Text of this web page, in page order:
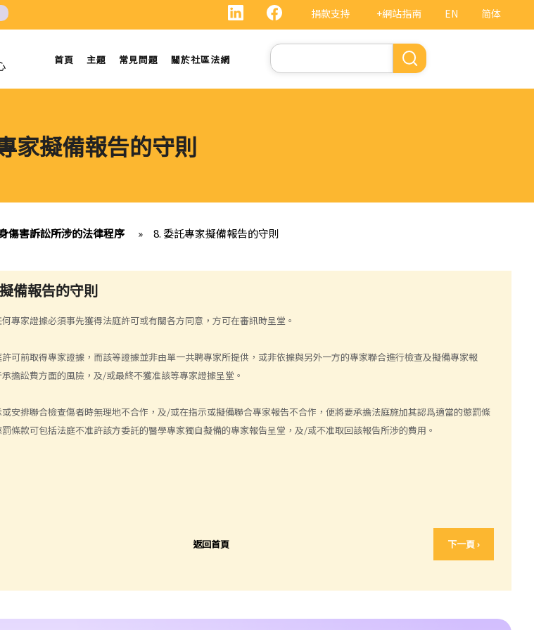
EN 简体
捐款支持 +網站指南
首頁 主題 常見問題 關於社區法網
Search
家擬備報告的守則
傷害訴訟所涉的法律程序 » 8. 委託專家擬備報告的守則
備報告的守則
專家證據必須事先獲得法庭許可或有關各方同意，方可在審訊時呈堂。
可前取得專家證據，而該等證據並非由單一共聘專家所提供，或非依據與另外一方的專家聯合進行檢查及擬備專家報
擔訟費方面的風險，及/或最終不獲准該等專家證據呈堂。
安排聯合檢查傷者時無理地不合作，及/或在指示或擬備聯合專家報告不合作，便將要承擔法庭施加其認爲適當的懲罰條
條款可包括法庭不准許該方委託的醫學專家獨自擬備的專家報告呈堂，及/或不准取回該報告所涉的費用。
返回首頁 下一頁 ›